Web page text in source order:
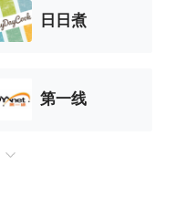
日日煮
第一线